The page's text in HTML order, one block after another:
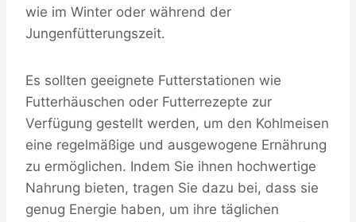
wie im Winter oder während der
Jungenfütterungszeit.
Es sollten geeignete Futterstationen wie
Futterhäuschen oder Futterrezepte zur
Verfügung gestellt werden, um den Kohlmeisen
eine regelmäßige und ausgewogene Ernährung
zu ermöglichen. Indem Sie ihnen hochwertige
Nahrung bieten, tragen Sie dazu bei, dass sie
genug Energie haben, um ihre täglichen